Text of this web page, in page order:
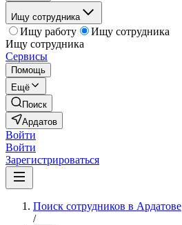
Ищу сотрудника
Ищу работу
Ищу сотрудника
Ищу сотрудника
Сервисы
Помощь
Ещё
Поиск
Ардатов
Войти
Войти
Зарегистрироваться
Поиск сотрудников в Ардатове
/